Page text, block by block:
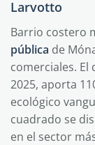
Larvotto
Barrio costero
pública de
comerciales. El
2025, aporta
ecológico
cuadrado se
en el sector